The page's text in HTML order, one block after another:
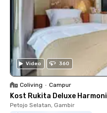
Video 360
Coliving • Campur
Kost Rukita Deluxe Harmoni
Petojo Selatan, Gambir